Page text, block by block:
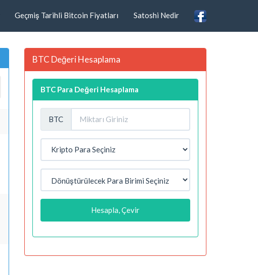
Geçmiş Tarihli Bitcoin Fiyatları Satoshi Nedir
BTC Değeri Hesaplama
BTC Para Değeri Hesaplama
BTC
Hesapla, Çevir